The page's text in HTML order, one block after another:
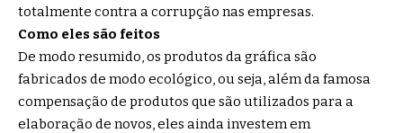
totalmente contra a corrupção nas empresas.
Como eles são feitos
De modo resumido, os produtos da gráfica são
fabricados de modo ecológico, ou seja, além da famosa
compensação de produtos que são utilizados para a
elaboração de novos, eles ainda investem em